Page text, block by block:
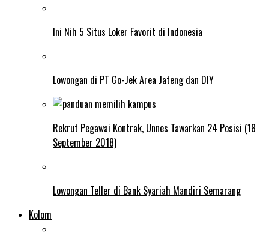
Ini Nih 5 Situs Loker Favorit di Indonesia
Lowongan di PT Go-Jek Area Jateng dan DIY
Rekrut Pegawai Kontrak, Unnes Tawarkan 24 Posisi (18
September 2018)
Lowongan Teller di Bank Syariah Mandiri Semarang
Kolom